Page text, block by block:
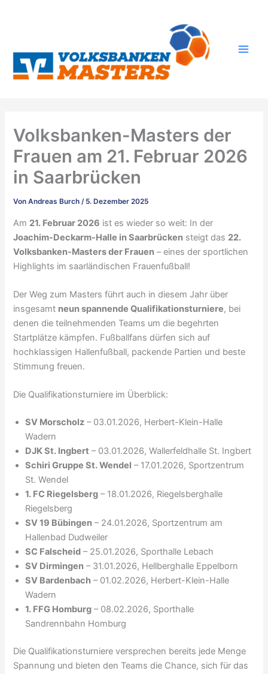
Volksbanken-Masters der
Frauen am 21. Februar 2026
in Saarbrücken
VonAndreas Burch/ 5. Dezember 2025
Am 21. Februar 2026 ist es wieder so weit: In der
Joachim-Deckarm-Halle in Saarbrücken steigt das 22.
Volksbanken-Masters der Frauen – eines der sportlichen
Highlights im saarländischen Frauenfußball!
Der Weg zum Masters führt auch in diesem Jahr über
insgesamt neun spannende Qualifikationsturniere, bei
denen die teilnehmenden Teams um die begehrten
Startplätze kämpfen. Fußballfans dürfen sich auf
hochklassigen Hallenfußball, packende Partien und beste
Stimmung freuen.
Die Qualifikationsturniere im Überblick:
SV Morscholz – 03.01.2026, Herbert-Klein-Halle
Wadern
DJK St. Ingbert – 03.01.2026, Wallerfeldhalle St. Ingbert
Schiri Gruppe St. Wendel – 17.01.2026, Sportzentrum
St. Wendel
1. FC Riegelsberg – 18.01.2026, Riegelsberghalle
Riegelsberg
SV 19 Bübingen – 24.01.2026, Sportzentrum am
Hallenbad Dudweiler
SC Falscheid – 25.01.2026, Sporthalle Lebach
SV Dirmingen – 31.01.2026, Hellberghalle Eppelborn
SV Bardenbach – 01.02.2026, Herbert-Klein-Halle
Wadern
1. FFG Homburg – 08.02.2026, Sporthalle
Sandrennbahn Homburg
Die Qualifikationsturniere versprechen bereits jede Menge
Spannung und bieten den Teams die Chance, sich für das